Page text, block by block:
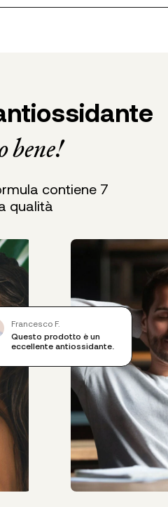
bene!
contiene 7
qualità
Francesco F.
Questo prodotto è un
eccellente antiossidante.